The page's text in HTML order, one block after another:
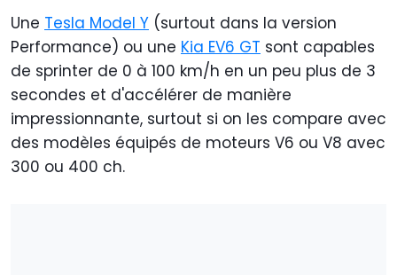
Une Tesla Model Y (surtout dans la version
Performance) ou une Kia EV6 GT sont capables
de sprinter de 0 à 100 km/h en un peu plus de 3
secondes et d'accélérer de manière
impressionnante, surtout si on les compare avec
des modèles équipés de moteurs V6 ou V8 avec
300 ou 400 ch.